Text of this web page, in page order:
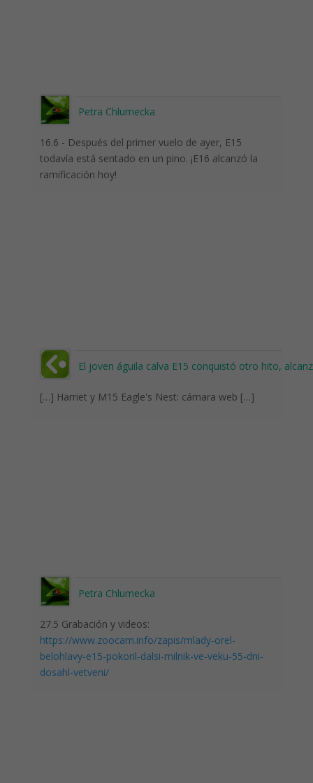
Petra Chlumecka
16.6 - Después del primer vuelo de ayer, E15
todavía está sentado en un pino. ¡E16 alcanzó la
ramificación hoy!
El joven águila calva E15 conquistó otro hito,
[…] Harriet y M15 Eagle's Nest: cámara web […]
Petra Chlumecka
27.5 Grabación y videos:
https://www.zoocam.info/zapis/mlady-orel-
belohlavy-e15-pokoril-dalsi-milnik-ve-veku-55-dni-
dosahl-vetveni/